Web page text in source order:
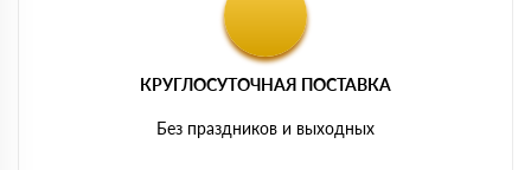
КРУГЛОСУТОЧНАЯ ПОСТАВКА
Без праздников и выходных